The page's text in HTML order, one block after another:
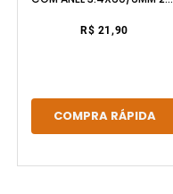
R$ 21,90
COMPRA RÁPIDA